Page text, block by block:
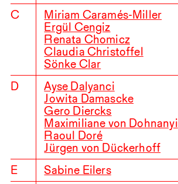
C
Miriam Caramés-Miller
Ergül Cengiz
Renata Chomicz
Claudia Christoffel
Sönke Clar
D
Ayse Dalyanci
Jowita Damascke
Gero Diercks
Maximiliane von Dohnanyi
Raoul Doré
Jürgen von Dückerhoff
E
Sabine Eilers